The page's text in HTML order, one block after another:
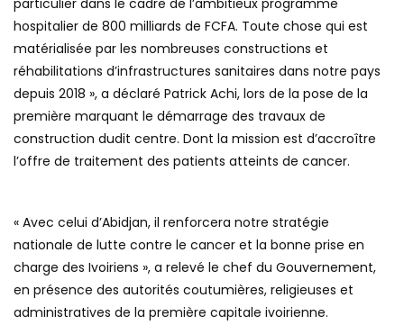
particulier dans le cadre de l’ambitieux programme
hospitalier de 800 milliards de FCFA. Toute chose qui est
matérialisée par les nombreuses constructions et
réhabilitations d’infrastructures sanitaires dans notre pays
depuis 2018 », a déclaré Patrick Achi, lors de la pose de la
première marquant le démarrage des travaux de
construction dudit centre. Dont la mission est d’accroître
l’offre de traitement des patients atteints de cancer.
« Avec celui d’Abidjan, il renforcera notre stratégie
nationale de lutte contre le cancer et la bonne prise en
charge des Ivoiriens », a relevé le chef du Gouvernement,
en présence des autorités coutumières, religieuses et
administratives de la première capitale ivoirienne.